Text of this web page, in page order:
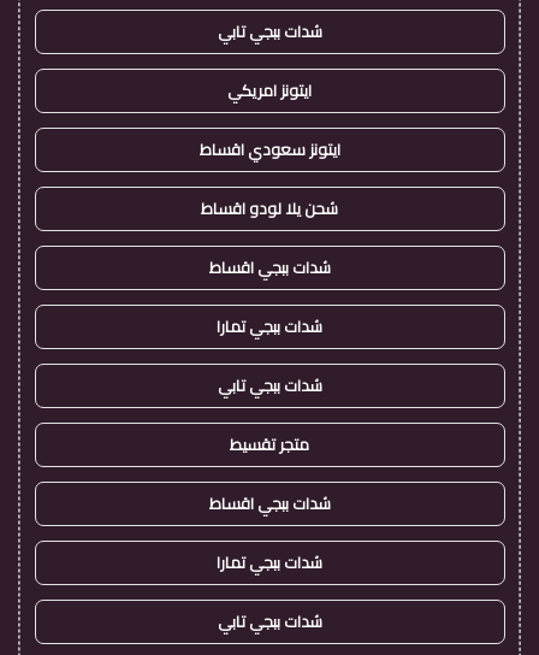
شدات ببجي تابي
ايتونز امريكي
ايتونز سعودي اقساط
شحن يلا لودو اقساط
شدات ببجي اقساط
شدات ببجي تمارا
شدات ببجي تابي
متجر تقسيط
شدات ببجي اقساط
شدات ببجي تمارا
شدات ببجي تابي